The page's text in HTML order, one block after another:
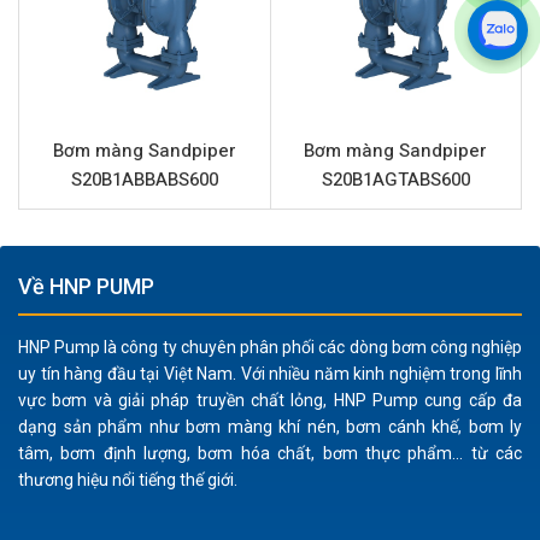
chất rộng rãi và tuổi thọ vận hành cao.
Những lợi ích chính của bơm Sandpiper
S15B1I1WABS600 bao gồm:
mòn, dung môi, chất có độ nhớt cao đến các ứng
dụng thực phẩm và dược phẩm.
Độ bền vượt trội với thân bơm gang, màng
Santoprene chịu hóa chất, mài mòn và biến dạng tốt.
An toàn vận hành trong môi trường dễ cháy nổ do sử
dụng khí nén, loại bỏ nguy cơ phát sinh tia lửa điện.
Thiết kế bơm màng tự mồi, cho phép vận hành khô
mà không gây hư hại cho bơm.
Khả năng xử lý hiệu quả chất lỏng có chứa hạt rắn
kích thước lên đến 6mm, giảm thiểu tắc nghẽn.
Dễ dàng bảo trì, thay thế phụ tùng, giúp giảm thiểu
Bơm màng Sandpiper
S20B1ABBABS600
Bơm màng Sandpiper
S20B1AGTABS600
Về HNP PUMP
HNP Pump là công ty chuyên phân phối các dòng bơm công nghiệp
uy tín hàng đầu tại Việt Nam. Với nhiều năm kinh nghiệm trong lĩnh
vực bơm và giải pháp truyền chất lỏng, HNP Pump cung cấp đa
dạng sản phẩm như bơm màng khí nén, bơm cánh khế, bơm ly
tâm, bơm định lượng, bơm hóa chất, bơm thực phẩm... từ các
thương hiệu nổi tiếng thế giới.